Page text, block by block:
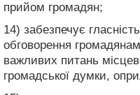
прийом громадян;
14) забезпечує
обговорення
важливих питань
громадської думки,